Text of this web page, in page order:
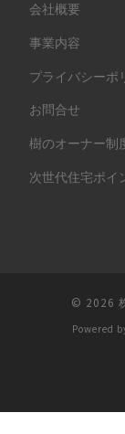
会社概要
事業内容
プライバシーポ
お問合せ
樹のオーナー制
次世代住宅ポイ
© 2026
Powered